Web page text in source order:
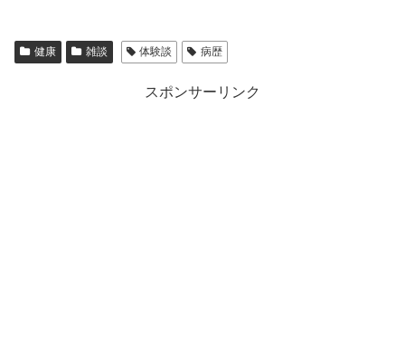
健康 雑談 体験談 病歴
スポンサーリンク